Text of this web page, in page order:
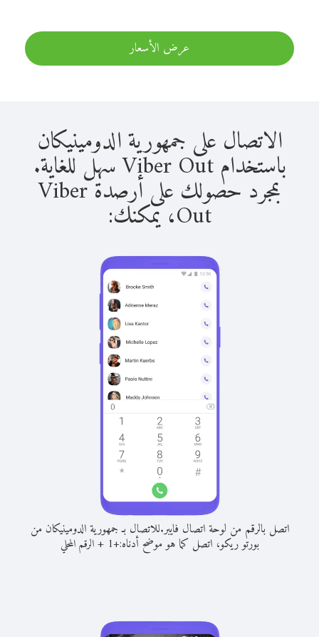
عرض الأسعار
الاتصال على جمهورية الدومينيكان
باستخدام Viber Out سهل للغاية.
بمجرد حصولك على أرصدة Viber
Out، يمكنك:
اتصل بالرقم من لوحة اتصال فايبر.للاتصال بـ جمهورية الدومينيكان من
بورتو ريكو، اتصل كما هو موضح أدناه:+
1
+الرقم المحلي